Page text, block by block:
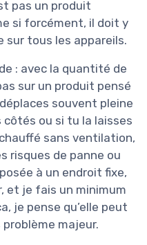
pas un produit
si forcément, il doit y
sur tous les appareils.
: avec la quantité de
sur un produit pensé
souvent pleine
côtés ou si tu la laisses
sans ventilation,
risques de panne ou
à un endroit fixe,
et je fais un minimum
je pense qu’elle peut
majeur.